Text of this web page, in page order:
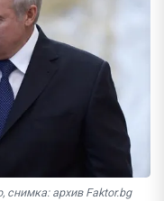
архив Faktor.bg